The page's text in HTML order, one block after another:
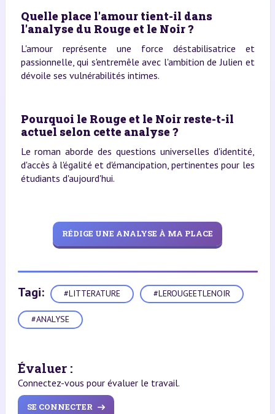
Quelle place l'amour tient-il dans
l'analyse du Rouge et le Noir ?
L'amour représente une force déstabilisatrice et
passionnelle, qui s'entremêle avec l'ambition de Julien et
dévoile ses vulnérabilités intimes.
Pourquoi le Rouge et le Noir reste-t-il
actuel selon cette analyse ?
Le roman aborde des questions universelles d'identité,
d'accès à l'égalité et d'émancipation, pertinentes pour les
étudiants d'aujourd'hui.
RÉDIGE UNE ANALYSE À MA PLACE
Tagi: #LITTERATURE #LEROUGEETLENOIR
#ANALYSE
Évaluer :
Connectez-vous pour évaluer le travail.
SE CONNECTER